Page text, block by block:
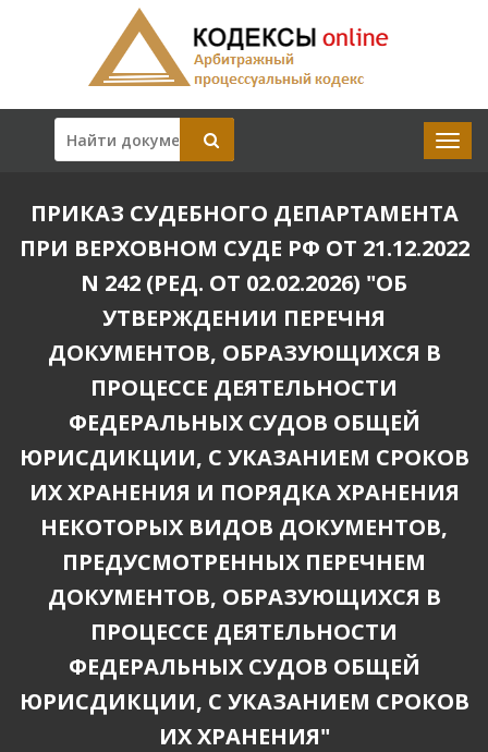
ПРИКАЗ СУДЕБНОГО ДЕПАРТАМЕНТА
ПРИ ВЕРХОВНОМ СУДЕ РФ ОТ 21.12.2022
N 242 (РЕД. ОТ 02.02.2026) "ОБ
УТВЕРЖДЕНИИ ПЕРЕЧНЯ
ДОКУМЕНТОВ, ОБРАЗУЮЩИХСЯ В
ПРОЦЕССЕ ДЕЯТЕЛЬНОСТИ
ФЕДЕРАЛЬНЫХ СУДОВ ОБЩЕЙ
ЮРИСДИКЦИИ, С УКАЗАНИЕМ СРОКОВ
ИХ ХРАНЕНИЯ И ПОРЯДКА ХРАНЕНИЯ
НЕКОТОРЫХ ВИДОВ ДОКУМЕНТОВ,
ПРЕДУСМОТРЕННЫХ ПЕРЕЧНЕМ
ДОКУМЕНТОВ, ОБРАЗУЮЩИХСЯ В
ПРОЦЕССЕ ДЕЯТЕЛЬНОСТИ
ФЕДЕРАЛЬНЫХ СУДОВ ОБЩЕЙ
ЮРИСДИКЦИИ, С УКАЗАНИЕМ СРОКОВ
ИХ ХРАНЕНИЯ"